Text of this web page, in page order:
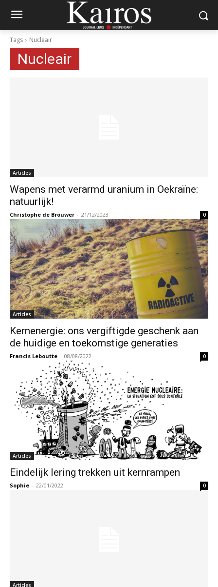
Tags Nucleair
Nucleair
Articles
Wapens met verarmd uranium in Oekraïne:
natuurlijk!
Christophe de Brouwer - 21/12/2023 0
Articles
Kernenergie: ons vergiftigde geschenk aan
de huidige en toekomstige generaties
Francis Leboutte - 08/08/2022 0
Articles
Eindelijk lering trekken uit kernrampen
Sophie - 22/01/2022 0
Articles